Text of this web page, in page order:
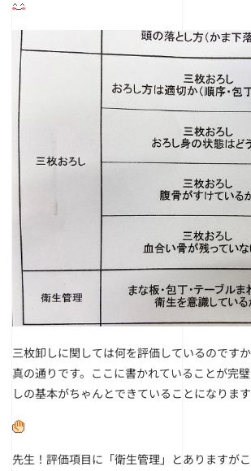
三枚卸しに関しては何を評価しているのです
真の通りです。ここに書かれていることが完
しの基本がちゃんとできていることになります
先生！評価項目に「衛生管理」とありますが